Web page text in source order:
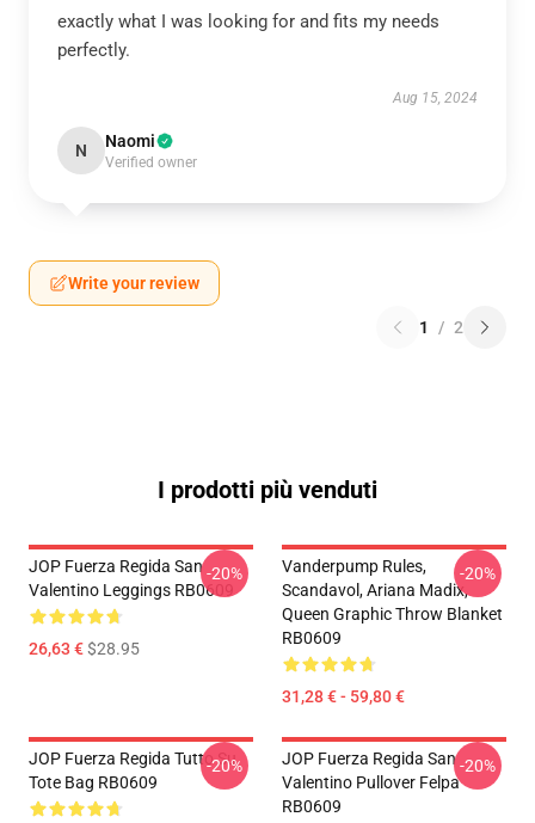
exactly what I was looking for and fits my needs
perfectly.
Aug 15, 2024
N Naomi
Verified owner
Write your review
1 / 2
I prodotti più venduti
JOP Fuerza Regida San
Valentino Leggings RB0609
26,63 €$28.95
-20%
Vanderpump Rules,
Scandavol, Ariana Madix,
Queen Graphic Throw Blanket
RB0609
31,28 € - 59,80 €
-20%
JOP Fuerza Regida Tutto Su
Tote Bag RB0609
-20%
JOP Fuerza Regida San
Valentino Pullover Felpa
RB0609
-20%